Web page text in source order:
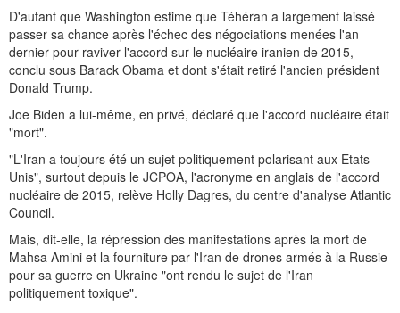
D'autant que Washington estime que Téhéran a largement laissé
passer sa chance après l'échec des négociations menées l'an
dernier pour raviver l'accord sur le nucléaire iranien de 2015,
conclu sous Barack Obama et dont s'était retiré l'ancien président
Donald Trump.
Joe Biden a lui-même, en privé, déclaré que l'accord nucléaire était
"mort".
"L'Iran a toujours été un sujet politiquement polarisant aux Etats-
Unis", surtout depuis le JCPOA, l'acronyme en anglais de l'accord
nucléaire de 2015, relève Holly Dagres, du centre d'analyse Atlantic
Council.
Mais, dit-elle, la répression des manifestations après la mort de
Mahsa Amini et la fourniture par l'Iran de drones armés à la Russie
pour sa guerre en Ukraine "ont rendu le sujet de l'Iran
politiquement toxique".